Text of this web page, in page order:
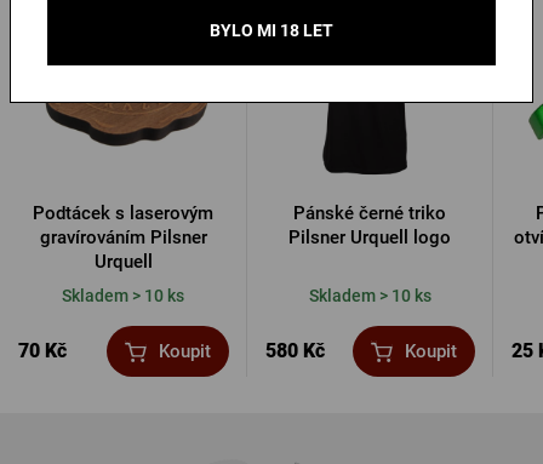
Podtácek s laserovým
gravírováním Pilsner
Urquell
Skladem > 10 ks
70 Kč Koupit
Pánské černé triko
Pilsner Urquell logo
Skladem > 10 ks
580 Kč Koupit 25
BYLO MI 18 LET